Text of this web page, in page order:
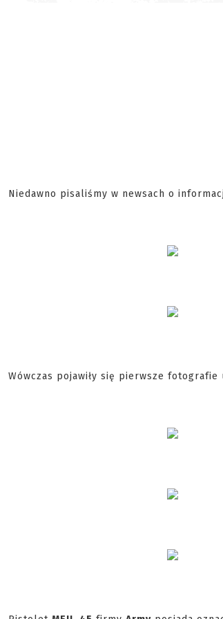
Niedawno pisaliśmy w newsach o
Wówczas pojawiły się pierwsze